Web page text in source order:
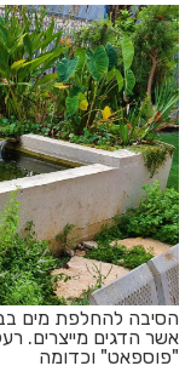
הסיבה להחלפת מים
אשר הדגים מייצרים.
"פוספאט" וכדומה